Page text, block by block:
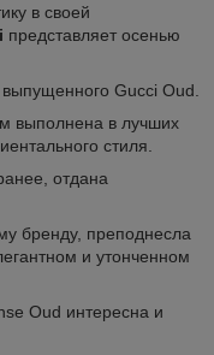
в своей
представляет осенью
Gucci Oud.
выполнена в лучших
стиля.
отдана
бренду, преподнесла
и утонченном
Oud интересна и